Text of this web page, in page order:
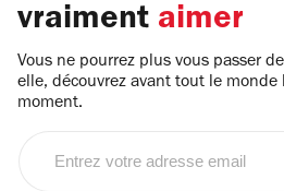
vraiment aimer
Vous ne pourrez plus vous passer
elle, découvrez avant tout le
moment.